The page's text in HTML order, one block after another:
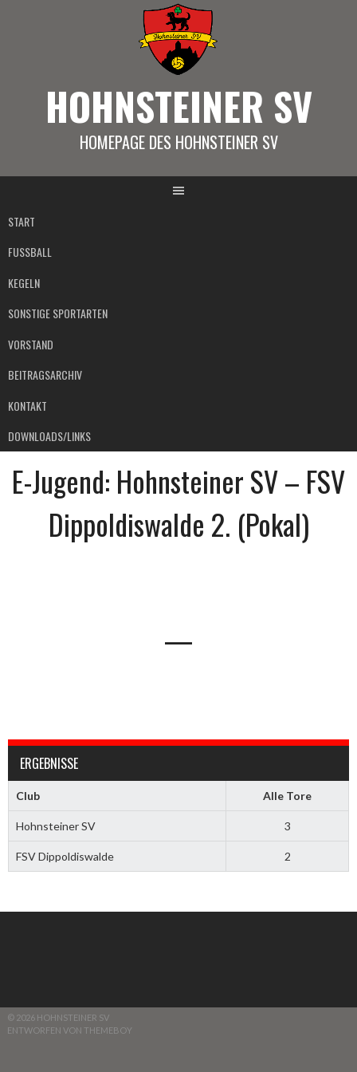
HOHNSTEINER SV
HOMEPAGE DES HOHNSTEINER SV
START
FUSSBALL
KEGELN
SONSTIGE SPORTARTEN
VORSTAND
BEITRAGSARCHIV
KONTAKT
DOWNLOADS/LINKS
E-Jugend: Hohnsteiner SV – FSV
Dippoldiswalde 2. (Pokal)
—
ERGEBNISSE
Club Alle Tore
Hohnsteiner SV 3
FSV Dippoldiswalde 2
© 2026 HOHNSTEINER SV
ENTWORFEN VON THEMEBOY